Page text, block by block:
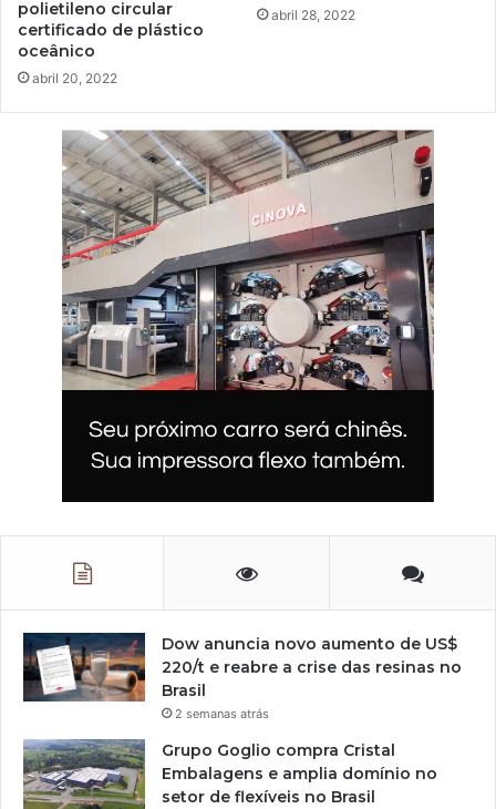
polietileno circular
certificado de plástico
oceânico
abril 20, 2022
abril 28, 2022
Dow anuncia novo aumento de US$
220/t e reabre a crise das resinas no
Brasil
2 semanas atrás
Grupo Goglio compra Cristal
Embalagens e amplia domínio no
setor de flexíveis no Brasil